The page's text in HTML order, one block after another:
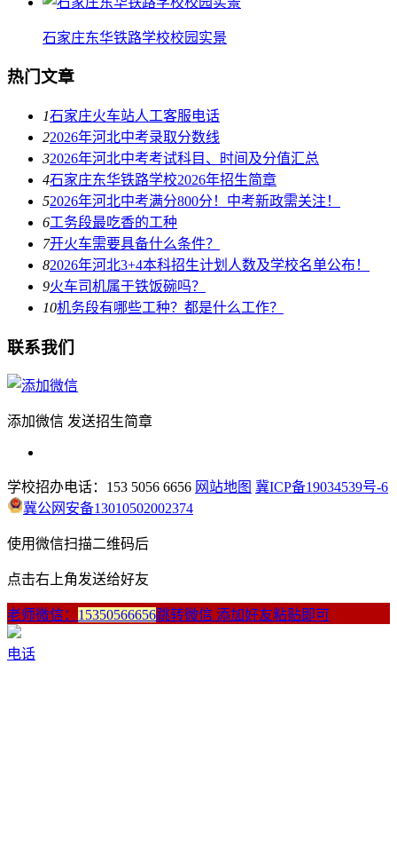
石家庄东华铁路学校校园实景
热门文章
1石家庄火车站人工客服电话
22026年河北中考录取分数线
32026年河北中考考试科目、时间及分值汇总
4石家庄东华铁路学校2026年招生简章
52026年河北中考满分800分！中考新政需关注！
6工务段最吃香的工种
7开火车需要具备什么条件？
82026年河北3+4本科招生计划人数及学校名单公布！
9火车司机属于铁饭碗吗？
10机务段有哪些工种？都是什么工作？
联系我们
添加微信 发送招生简章
学校招办电话：153 5056 6656 网站地图 冀ICP备19034539号-6
冀公网安备13010502002374
使用微信扫描二维码后
点击右上角发送给好友
老师微信： 15350566656跳转微信 添加好友粘贴即可
电话